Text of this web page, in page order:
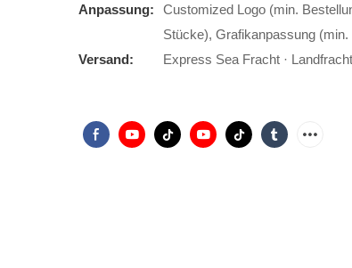
Anpassung:
Customized Logo (min.
Stücke), Grafikanpassung
Versand:
Express Sea Fracht ·